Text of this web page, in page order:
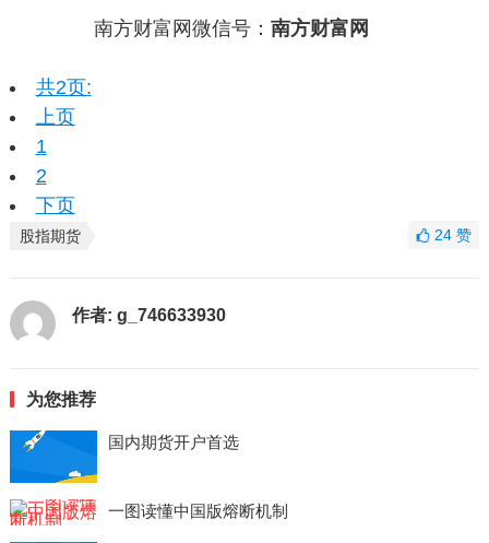
南方财富网微信号： 南方财富网
共2页:
上页
1
2
下页
股指期货 24赞
作者: g_746633930
为您推荐
国内期货开户首选
一图读懂中国版熔断机制